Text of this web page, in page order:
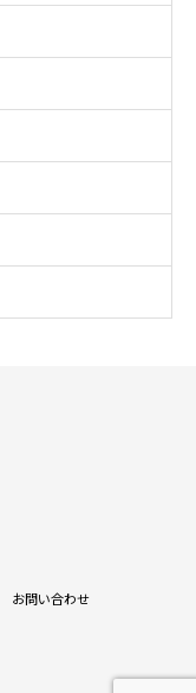
お問い合わせ